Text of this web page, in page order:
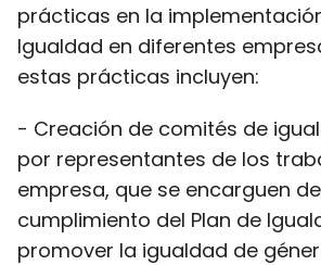
prácticas en la
Igualdad en diferentes
estas prácticas incluyen:
- Creación de comités de
por representantes de los
empresa, que se encarguen
cumplimiento del Plan de
promover la igualdad de